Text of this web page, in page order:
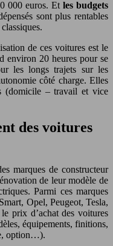
000 euros. Etles budgets
sont plus rentables
de ces voitures est le
environ 20 heures pour se
les longs trajets sur les
côté charge. Elles
(domicile – travail et vice
des voitures
marques de constructeur
de leur modèle de
Parmi ces marques
Opel, Peugeot, Tesla,
prix d’achat des voitures
équipements, finitions,
option…).